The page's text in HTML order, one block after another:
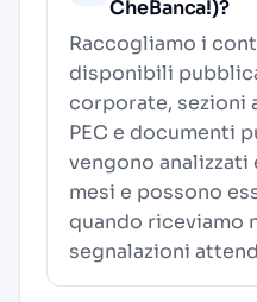
CheBanca!)?
Raccogliamo i
disponibili
corporate, sezioni
PEC e documenti
vengono
mesi e possono
quando riceviamo
segnalazioni